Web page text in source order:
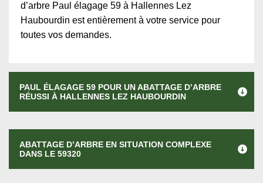
d’arbre Paul élagage 59 à Hallennes Lez
Haubourdin est entièrement à votre service pour
toutes vos demandes.
PAUL ÉLAGAGE 59 POUR UN ABATTAGE D’ARBRE
RÉUSSI À HALLENNES LEZ HAUBOURDIN
ABATTAGE D’ARBRE EN SITUATION COMPLEXE
DANS LE 59320